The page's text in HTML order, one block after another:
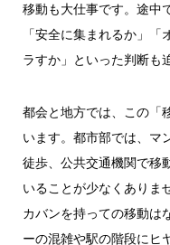
移動も大仕事です。途中
「安全に集まれるか」
ラすか」といった判断も
都会と地方では、この「
います。都市部では、マ
徒歩、公共交通機関で移
いることが少なくありま
カバンを持っての移動は
ーの混雑や駅の階段にヒ